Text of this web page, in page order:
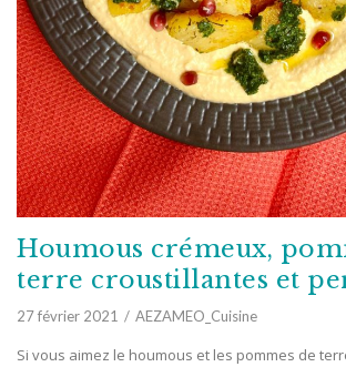
Houmous crémeux,
terre croustillantes et
27 février 2021 AEZAMEO_Cuisine
Si vous aimez le houmous et les pommes de